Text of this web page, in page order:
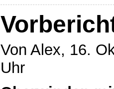
Von Alex, 16.
Uhr